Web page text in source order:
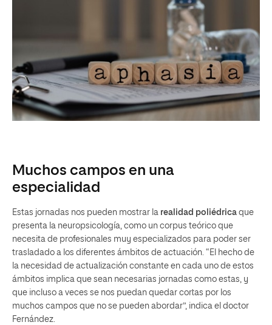
Muchos campos en una
especialidad
Estas jornadas nos pueden mostrar la realidad poliédrica que
presenta la neuropsicología, como un corpus teórico que
necesita de profesionales muy especializados para poder ser
trasladado a los diferentes ámbitos de actuación. “El hecho de
la necesidad de actualización constante en cada uno de estos
ámbitos implica que sean necesarias jornadas como estas, y
que incluso a veces se nos puedan quedar cortas por los
muchos campos que no se pueden abordar”, indica el doctor
Fernández.